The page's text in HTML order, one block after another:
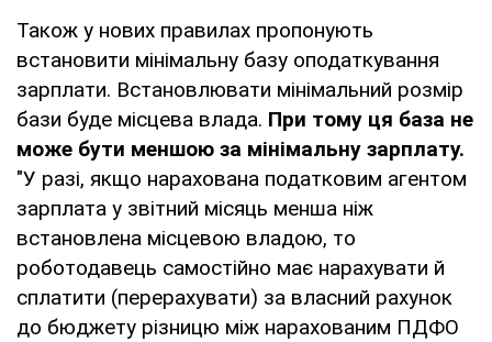
Також у нових правилах пропонують
встановити мінімальну базу оподаткування
зарплати. Встановлювати мінімальний розмір
бази буде місцева влада. При тому ця база не
може бути меншою за мінімальну зарплату.
"У разі, якщо нарахована податковим агентом
зарплата у звітний місяць менша ніж
встановлена місцевою владою, то
роботодавець самостійно має нарахувати й
сплатити (перерахувати) за власний рахунок
до бюджету різницю між нарахованим ПДФО